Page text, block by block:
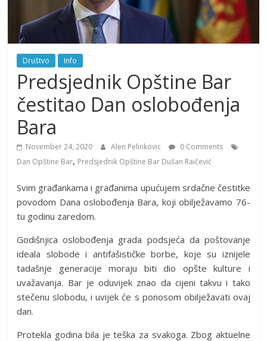
Društvo Info
Predsjednik Opštine Bar
čestitao Dan oslobođenja
Bara
November 24, 2020 Alen Pelinkovic
0 Comments
Dan Opštine Bar, Predsjednik Opštine Bar Dušan Raičević
Svim građankama i građanima upućujem srdačne čestitke
povodom Dana oslobođenja Bara, koji obilježavamo 76-
tu godinu zaredom.
Godišnjica oslobođenja grada podsjeća da poštovanje
ideala slobode i antifašističke borbe, koje su iznijele
tadašnje generacije moraju biti dio opšte kulture i
uvažavanja. Bar je oduvijek znao da cijeni takvu i tako
stečenu slobodu, i uvijek će s ponosom obilježavati ovaj
dan.
Protekla godina bila je teška za svakoga. Zbog aktuelne